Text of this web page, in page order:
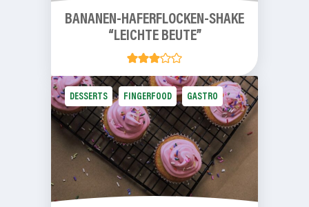
BANANEN-HAFERFLOCKEN-SHAKE
“LEICHTE BEUTE”
DESSERTS FINGERFOOD GASTRO